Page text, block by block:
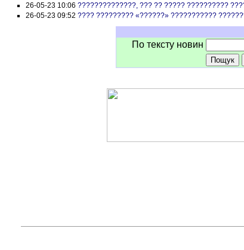
26-05-23 10:06 ??????????????, ??? ?? ????? ??????????
26-05-23 09:52 ???? ????????? «??????» ???????????
По тексту новин